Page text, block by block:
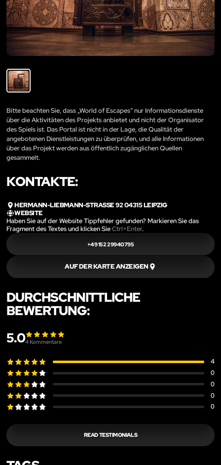
Bitte beachten Sie, dass „World of Escapes“ nur Informationsdienste
über die Aktivitäten des Projekts anbietet und nicht der Organisator
des Spiels ist. Das Portal ist nicht in der Lage, die Qualität der
angebotenen Dienstleistungen zu überprüfen, und alle Informationen
über das Projekt werden aus öffentlich zugänglichen Quellen
gesammelt.
KONTAKTE:
HERMANN-LIEBMANN-STRASSE 92 04315 LEIPZIG
WEBSITE
Haben Sie auf der Website Tippfehler gefunden? Markieren Sie das
Fragment des Textes und klicken SieCtrl+Enter.
+49 152 29940795
AUF DER KARTE ANZEIGEN
DURCHSCHNITTLICHE
BEWERTUNG:
5.04Kommentare
4
0
0
0
0
READ TESTIMONIALS